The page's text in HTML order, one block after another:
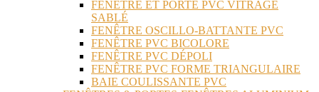
FENÊTRE ET PORTE PVC VITRAGE
SABLÉ
FENÊTRE OSCILLO-BATTANTE PVC
FENÊTRE PVC BICOLORE
FENÊTRE PVC DÉPOLI
FENÊTRE PVC FORME TRIANGULAIRE
BAIE COULISSANTE PVC